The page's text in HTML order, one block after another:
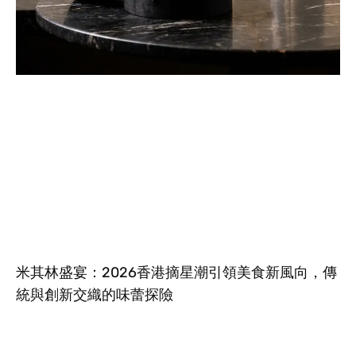
米其林盛宴：2026香港摘星潮引領美食新風向，傳
統與創新交織的味蕾探險